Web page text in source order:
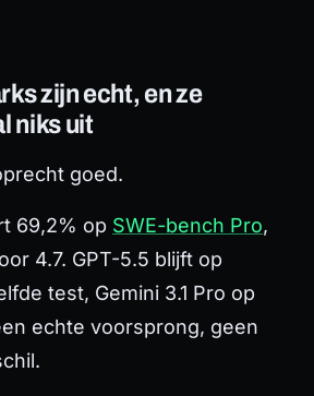
zijn echt, en ze
niks uit
goed.
69,2% op SWE-bench Pro,
4.7. GPT-5.5 blijft op
test, Gemini 3.1 Pro op
echte voorsprong, geen